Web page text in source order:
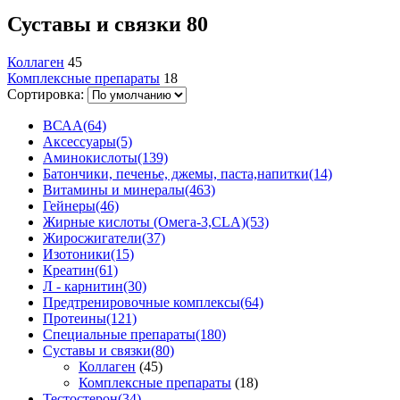
Суставы и связки 80
Коллаген 45
Комплексные препараты 18
Сортировка:
ВСАА(64)
Аксессуары(5)
Аминокислоты(139)
Батончики, печенье, джемы, паста,напитки(14)
Витамины и минералы(463)
Гейнеры(46)
Жирные кислоты (Омега-3,CLA)(53)
Жиросжигатели(37)
Изотоники(15)
Креатин(61)
Л - карнитин(30)
Предтренировочные комплексы(64)
Протеины(121)
Специальные препараты(180)
Суставы и связки(80)
Коллаген (45)
Комплексные препараты (18)